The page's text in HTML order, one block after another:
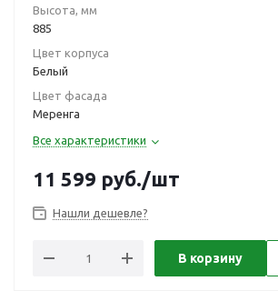
Высота, мм
885
Цвет корпуса
Белый
Цвет фасада
Меренга
Все характеристики
11 599 руб./шт
Нашли дешевле?
В корзину